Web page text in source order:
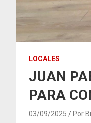
LOCALES
JUAN
PARA
03/09/2025 Por